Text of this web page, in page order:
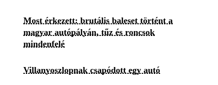
Most érkezett: brutális baleset történt a
magyar autópályán, tűz és roncsok
mindenfelé
Villanyoszlopnak csapódott egy autó